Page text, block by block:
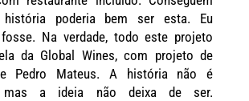
história poderia bem ser esta. Eu
Na verdade, todo este projeto
da Global Wines, com projeto de
Pedro Mateus. A história não é
mas a ideia não deixa de ser.